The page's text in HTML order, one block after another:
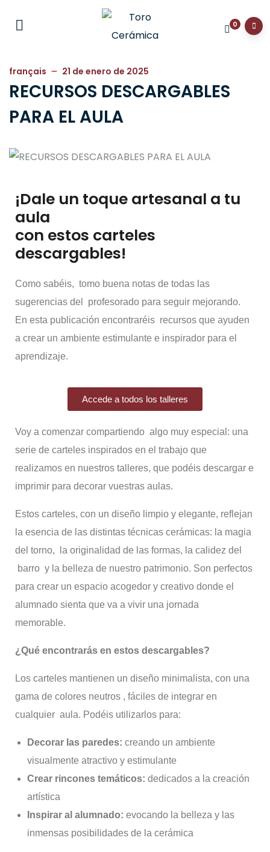
0
français 21 de enero de 2025
RECURSOS DESCARGABLES
PARA EL AULA
¡Dale un toque artesanal a tu
aula
con estos carteles
descargables!
Como sabéis, tomo buena notas de todas las
sugerencias del profesorado para seguir mejorando.
En esta publicación encontraréis recursos que ayuden
a crear un ambiente estimulante e inspirador para el
aprendizaje.
Accede a todos los talleres
Voy a comenzar compartiendo algo muy especial: una
serie de carteles inspirados en el trabajo que
realizamos en nuestros talleres, que podéis descargar e
imprimir para decorar vuestras aulas.
Estos carteles, con un diseño limpio y elegante, reflejan
la esencia de las distintas técnicas cerámicas: la magia
del torno, la originalidad de las formas, la calidez del
barro y la belleza de nuestro patrimonio. Son perfectos
para crear un espacio acogedor y creativo donde el
alumnado sienta que va a vivir una jornada
memorable.
¿Qué encontrarás en estos descargables?
Los carteles mantienen un diseño minimalista, con una
gama de colores neutros , fáciles de integrar en
cualquier aula. Podéis utilizarlos para:
Decorar las paredes: creando un ambiente
visualmente atractivo y estimulante
Crear rincones temáticos: dedicados a la creación
artística
Inspirar al alumnado: evocando la belleza y las
inmensas posibilidades de la cerámica